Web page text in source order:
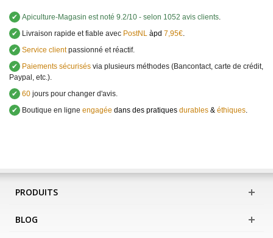
✔ Apiculture-Magasin est noté 9.2/10 - selon 1052 avis clients.
✔
Livraison rapide et fiable avec PostNL àpd 7,95€.
✔ Service clientpassionné et réactif.
✔
Paiements sécurisés via plusieurs méthodes (Bancontact, carte de crédit,
Paypal, etc.).
✔ 60 jours pour changer d'avis.
✔
Boutique en ligne engagée dans des pratiques durables & éthiques.
PRODUITS
BLOG